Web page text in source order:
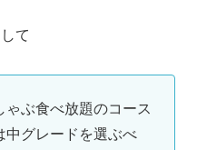
て
ゃぶ食べ放題のコース
中グレードを選ぶべ